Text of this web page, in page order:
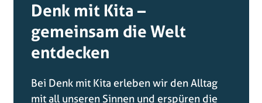
Denk mit Kita –
gemeinsam die Welt
entdecken
Bei Denk mit Kita erleben wir den Alltag
mit all unseren Sinnen und erspüren die